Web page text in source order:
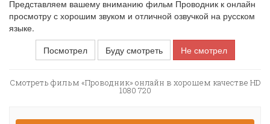
Представляем вашему вниманию фильм Проводник к онлайн
просмотру с хорошим звуком и отличной озвучкой на русском
языке.
Посмотрел
Буду смотреть Не смотрел
Смотреть фильм «Проводник» онлайн в хорошем качестве HD
1080 720